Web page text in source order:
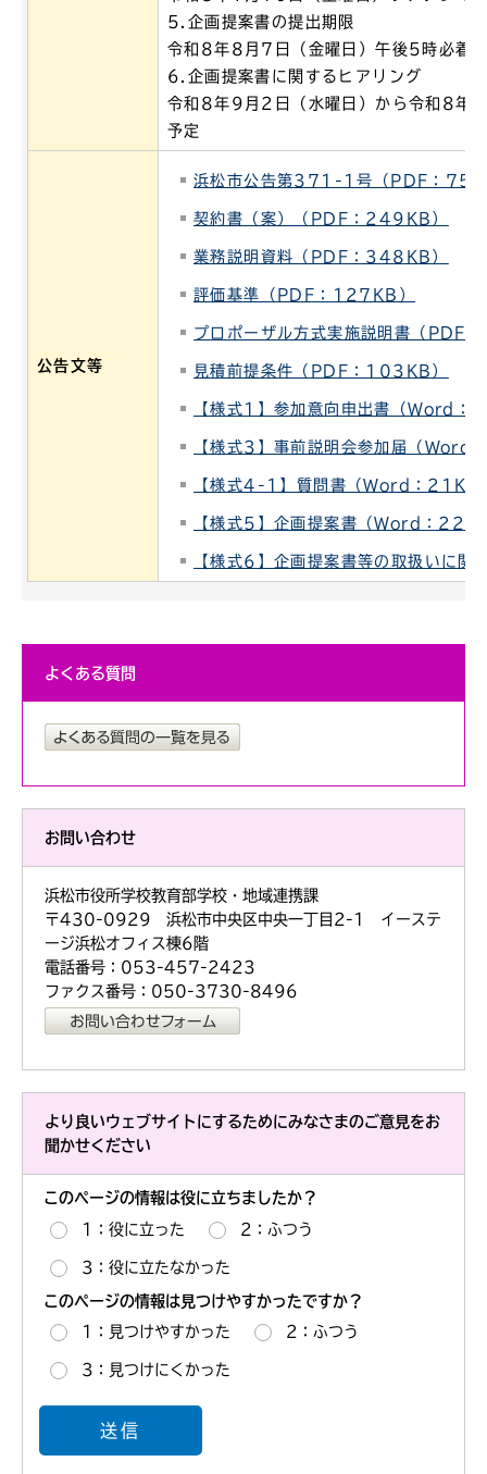
5.企画提案書の提出期限
令和8年8月7日（金曜日）午後5時必着
6.企画提案書に関するヒアリング
令和8年9月2日（水曜日）から令和8年
予定
公告文等
浜松市公告第371-1号（PDF：
契約書（案）（PDF：249KB）
業務説明資料（PDF：348KB）
評価基準（PDF：127KB）
プロポーザル方式実施説明書（PDF
見積前提条件（PDF：103KB）
【様式1】参加意向申出書（Word：
【様式3】事前説明会参加届（Word
【様式4-1】質問書（Word：21KB
【様式5】企画提案書（Word：
【様式6】企画提案書等の取扱いに
よくある質問
お問い合わせ
浜松市役所学校教育部学校・地域連携課
〒430-0929 浜松市中央区中央一丁目2-1 イーステ
ージ浜松オフィス棟6階
電話番号：053-457-2423
ファクス番号：050-3730-8496
より良いウェブサイトにするためにみなさまのご意見をお
聞かせください
このページの情報は役に立ちましたか？
1：役に立った 2：ふつう
3：役に立たなかった
このページの情報は見つけやすかったですか？
1：見つけやすかった 2：ふつう
3：見つけにくかった